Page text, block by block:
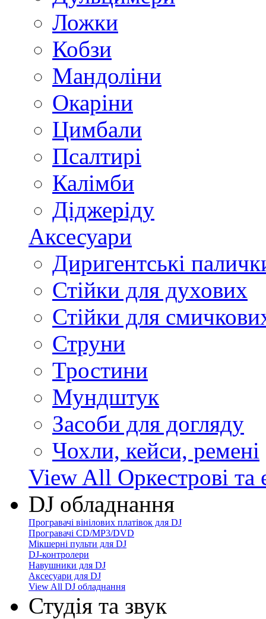
Ложки
Кобзи
Мандоліни
Окаріни
Цимбали
Псалтирі
Калімби
Діджеріду
Аксесуари
Диригентські
Стійки для духових
Стійки для
Струни
Тростини
Мундштук
Засоби для догляду
Чохли, кейси, ремені
View All Оркестрові та
DJ обладнання
Програвачі вінілових платівок для DJ
Програвачі CD/MP3/DVD
Мікшерні пульти для DJ
DJ-контролери
Навушники для DJ
Аксесуари для DJ
View All DJ обладнання
Студія та звук